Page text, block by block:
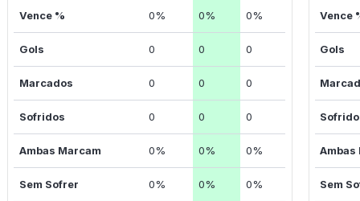
Vence % 0% 0% 0%
Gols 0 0 0
Marcados 0 0 0
Sofridos 0 0 0
Ambas Marcam 0% 0% 0%
Sem Sofrer 0% 0% 0%
Vence
Gols
Ambas
Sem